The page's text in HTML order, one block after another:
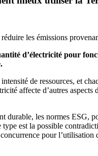
les émissions
d’électricité pour
de ressources, et
affecte d’autres
durable, les normes ESG,
type est la possible
pour